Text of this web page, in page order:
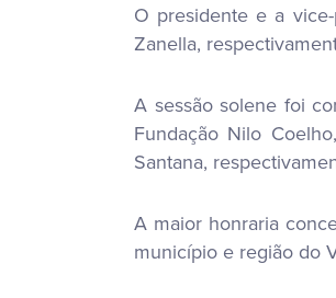
O presidente e a
Zanella,
A sessão solene foi
Fundação Nilo
Santana,
A maior honraria
município e região do